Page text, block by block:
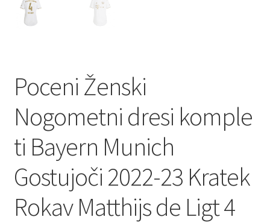
Poceni Ženski
Nogometni dresi komple
ti Bayern Munich
Gostujoči 2022-23 Kratek
Rokav Matthijs de Ligt 4